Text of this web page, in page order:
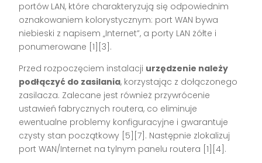
portów LAN, które charakteryzują się odpowiednim
oznakowaniem kolorystycznym: port WAN bywa
niebieski z napisem „Internet”, a porty LAN żółte i
ponumerowane [1][3] .
Przed rozpoczęciem instalacji urzędzenie należy
podłączyć do zasilania, korzystając z dołączonego
zasilacza. Zalecane jest również przywrócenie
ustawień fabrycznych routera, co eliminuje
ewentualne problemy konfiguracyjne i gwarantuje
czysty stan początkowy [5][7] . Następnie zlokalizuj
port WAN/Internet na tylnym panelu routera [1][4] .